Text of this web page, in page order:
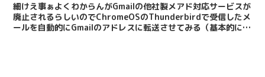
細けえ事ぁよくわからんがGmailの他社製メアド対応サービスが
廃止されるらしいのでChromeOSのThunderbirdで受信したメ
ールを自動的にGmailのアドレスに転送させてみる（基本的に